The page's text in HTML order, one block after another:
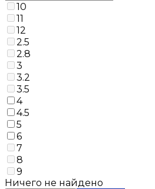
10
11
12
2.5
2.8
3
3.2
3.5
4
4.5
5
6
7
8
9
Ничего не найдено